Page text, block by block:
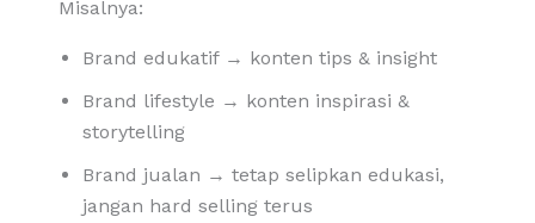
Misalnya:
Brand edukatif → konten tips & insight
Brand lifestyle → konten inspirasi &
storytelling
Brand jualan → tetap selipkan edukasi,
jangan hard selling terus